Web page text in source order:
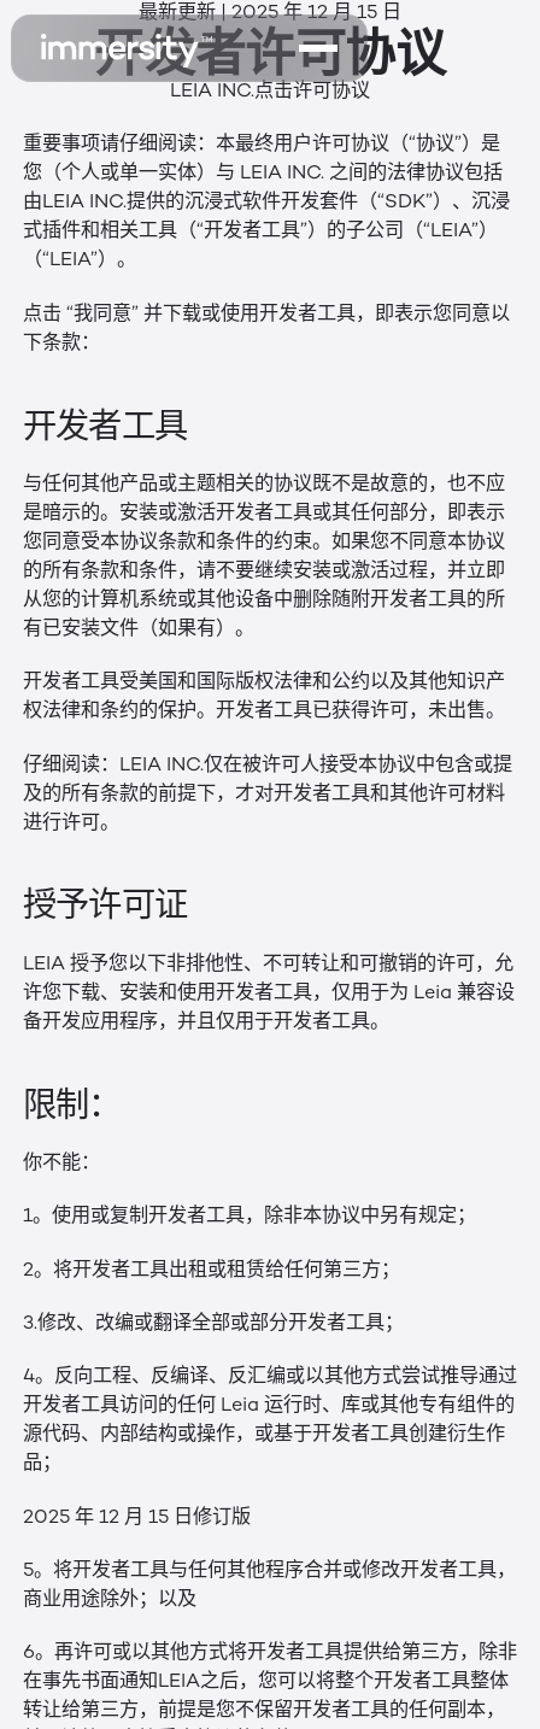
最新更新 | 2025 年 12 月 15 日
开发者许可协议
LEIA INC.点击许可协议
重要事项请仔细阅读：本最终用户许可协议（“协议”）是
您（个人或单一实体）与 LEIA INC. 之间的法律协议包括
由LEIA INC.提供的沉浸式软件开发套件（“SDK”）、沉浸
式插件和相关工具（“开发者工具”）的子公司（“LEIA”）
（“LEIA”）。
点击 “我同意” 并下载或使用开发者工具，即表示您同意以
下条款：
开发者工具
与任何其他产品或主题相关的协议既不是故意的，也不应
是暗示的。安装或激活开发者工具或其任何部分，即表示
您同意受本协议条款和条件的约束。如果您不同意本协议
的所有条款和条件，请不要继续安装或激活过程，并立即
从您的计算机系统或其他设备中删除随附开发者工具的所
有已安装文件（如果有）。
开发者工具受美国和国际版权法律和公约以及其他知识产
权法律和条约的保护。开发者工具已获得许可，未出售。
仔细阅读：LEIA INC.仅在被许可人接受本协议中包含或提
及的所有条款的前提下，才对开发者工具和其他许可材料
进行许可。
授予许可证
LEIA 授予您以下非排他性、不可转让和可撤销的许可，允
许您下载、安装和使用开发者工具，仅用于为 Leia 兼容设
备开发应用程序，并且仅用于开发者工具。
限制：
你不能：
1。使用或复制开发者工具，除非本协议中另有规定；
2。将开发者工具出租或租赁给任何第三方；
3.修改、改编或翻译全部或部分开发者工具；
4。反向工程、反编译、反汇编或以其他方式尝试推导通过
开发者工具访问的任何 Leia 运行时、库或其他专有组件的
源代码、内部结构或操作，或基于开发者工具创建衍生作
品；
2025 年 12 月 15 日修订版
5。将开发者工具与任何其他程序合并或修改开发者工具，
商业用途除外；以及
6。再许可或以其他方式将开发者工具提供给第三方，除非
在事先书面通知LEIA之后，您可以将整个开发者工具整体
转让给第三方，前提是您不保留开发者工具的任何副本，